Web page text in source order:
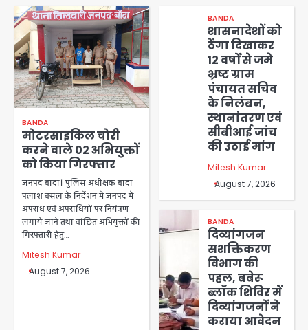
BANDA
मोटरसाइकिल चोरी
करने वाले 02 अभियुक्तों
को किया गिरफ्तार
जनपद बांदा। पुलिस अधीक्षक बांदा
पलाश बंसल के निर्देशन में जनपद में
अपराध एवं अपराधियों पर नियंत्रण
लगाये जाने तथा वांछित अभियुक्तों की
गिरफ्तारी हेतु…
Mitesh Kumar
August 7, 2026
BANDA
शासनादेशों को
ठेंगा दिखाकर
12 वर्षों से जमे
भ्रष्ट ग्राम
पंचायत सचिव
के निलंबन,
स्थानांतरण एवं
सीबीआई जांच
की उठाई मांग
Mitesh Kumar
August 7, 2026
BANDA
दिव्यांगजन
सशक्तिकरण
विभाग की
पहल, बबेरू
ब्लॉक शिविर में
दिव्यांगजनों ने
कराया आवेदन